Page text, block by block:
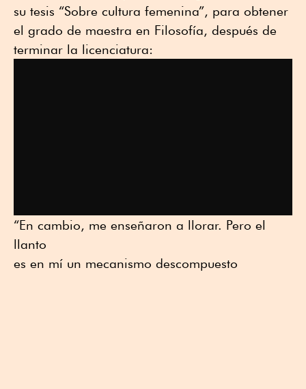
su tesis “Sobre cultura femenina”, para obtener
el grado de maestra en Filosofía, después de
terminar la licenciatura:
“En cambio, me enseñaron a llorar. Pero el
llanto
es en mí un mecanismo descompuesto